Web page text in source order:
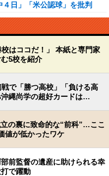
日」「米公認球」を批判
はココだ！」 本紙と専門家
5校を紹介
戦で「勝つ高校」「負ける高
縄尚学の超好カードは…
の裏に致命的な“前科”…ここ
値が低かったワケ
前監督の遺産に助けられる幸
で躍動